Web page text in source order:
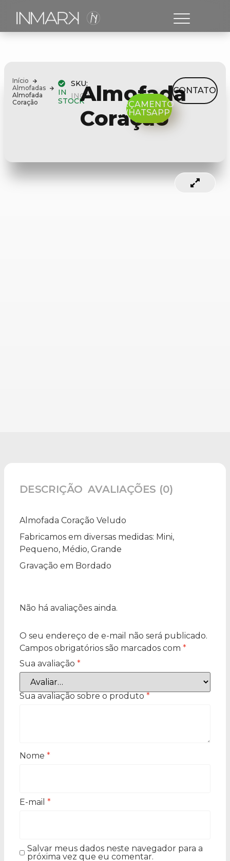
Início
Almofadas
Almofada
Coração
IN
STOCK
SKU:
INC96
Almofada
Coração
ORÇAMENTO
WHATSAPP
CONTATO
DESCRIÇÃO AVALIAÇÕES (0)
Almofada Coração Veludo
Fabricamos em diversas medidas: Mini,
Pequeno, Médio, Grande
Gravação em Bordado
Não há avaliações ainda.
O seu endereço de e-mail não será publicado.
Campos obrigatórios são marcados com *
Sua avaliação *
Sua avaliação sobre o produto *
Nome *
E-mail *
Salvar meus dados neste navegador para a
próxima vez que eu comentar.